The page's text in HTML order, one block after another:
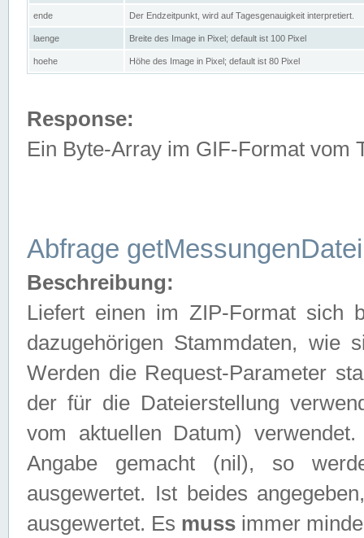
ende Der Endzeitpunkt, wird auf Tagesgenauigkeit interpretiert.
laenge Breite des Image in Pixel; default ist 100 Pixel
hoehe Höhe des Image in Pixel; default ist 80 Pixel
Response:
Ein Byte-Array im GIF-Format vom
Abfrage getMessungenDatei
Beschreibung:
Liefert einen im ZIP-Format sich
dazugehörigen Stammdaten, wie
Werden die Request-Parameter
der für die Dateierstellung
vom aktuellen Datum)
Angabe gemacht (nil), so
ausgewertet. Ist beides
ausgewertet. Es muss immer